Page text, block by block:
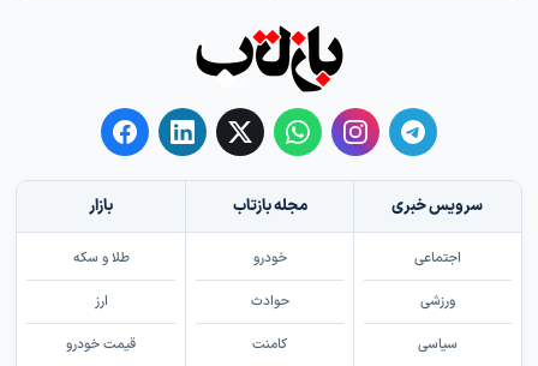
سرویس خبری
اجتماعی
ورزشی
سیاسی
مجله بازتاب
خودرو
حوادث
کامنت
بازار
طلا و سکه
ارز
قیمت خودرو